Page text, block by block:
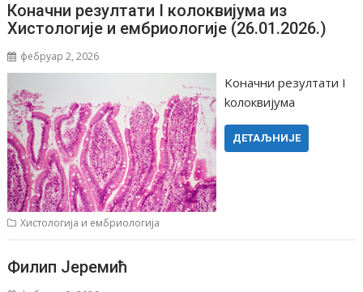
Коначни резултати I колоквијума из
Хистологије и ембриологије (26.01.2026.)
фебруар 2, 2026
Koначни резултати I
koлоквијума
ДЕТАЉНИЈЕ
Хистологија и ембриологија
Филип Јеремић